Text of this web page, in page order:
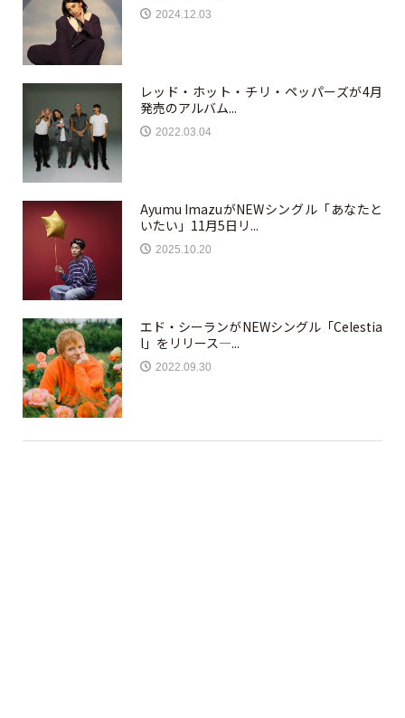
2024.12.03
レッド・ホット・チリ・ペッパーズが4月
発売のアルバム...
2022.03.04
Ayumu ImazuがNEWシングル「あなたと
いたい」11月5日リ...
2025.10.20
エド・シーランがNEWシングル「Celestia
l」をリリース—...
2022.09.30